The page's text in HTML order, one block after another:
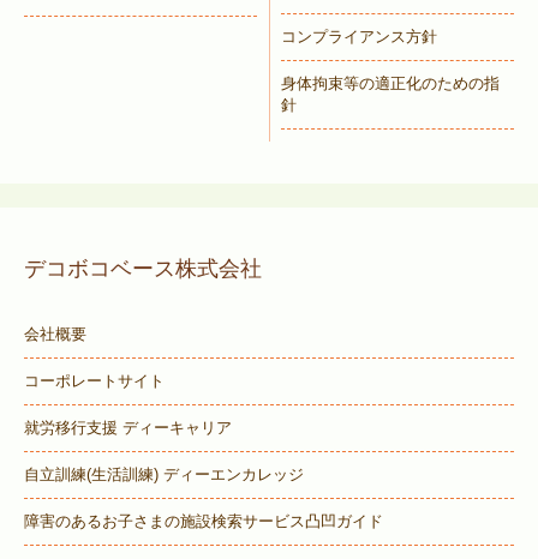
コンプライアンス方針
身体拘束等の適正化のための指
針
デコボコベース株式会社
会社概要
コーポレートサイト
就労移行支援 ディーキャリア
自立訓練(生活訓練) ディーエンカレッジ
障害のあるお子さまの施設検索サービス凸凹ガイド